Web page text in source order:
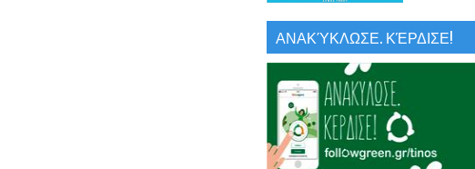
ΑΝΑΚΎΚΛΩΣΕ. ΚΈΡΔΙΣΕ!